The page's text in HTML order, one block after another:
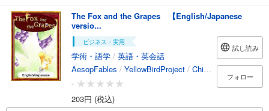
The Fox and the Grapes 【English/Japanese
versio...
ビジネス・実用
学術・語学 / 英語・英会話
AesopFables / YellowBirdProject / Chihiro /Shizuka.Y
-
203円 (税込)
試し読み
フォロー